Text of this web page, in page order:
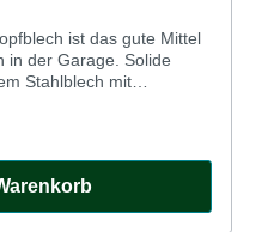
ist das gute Mittel
in der Garage. Solide
Stahlblech mit
wenige Wannen am